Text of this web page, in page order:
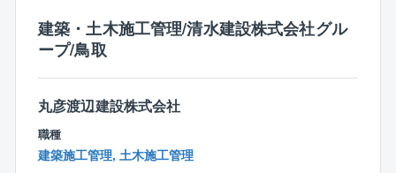
グ屋さんやお豆腐屋さん、新幹線や護衛艦まで、あら
ゆる業種のお客様でお使いいただいているボイラを主
力製品としているメーカーです。
真空式温水ヒーターにおいて国内トップシェアを実現
しております。ボイラの種類は豊富にありますが、熱
す。
そういったお客様の要望に対して、多様な技術・製品
同溝設計、防災設計、包括管理
・直近の実績：道路設計、電線共同溝設計、能登半島
案件詳細
・元請け：下請け＝ ほぼ100％： 0％
・主な受注先：国、都府県、市町村
建築・土木施工管理/清水建設株式会社グル
ープ/鳥取
丸彦渡辺建設株式会社
職種
建築施工管理, 土木施工管理